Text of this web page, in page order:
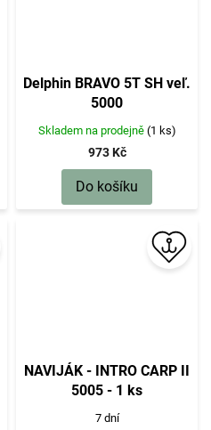
Delphin BRAVO 5T SH veľ.
5000
Skladem na prodejně (1 ks)
973 Kč
Do košíku
NAVIJÁK - INTRO CARP II
5005 - 1 ks
7 dní